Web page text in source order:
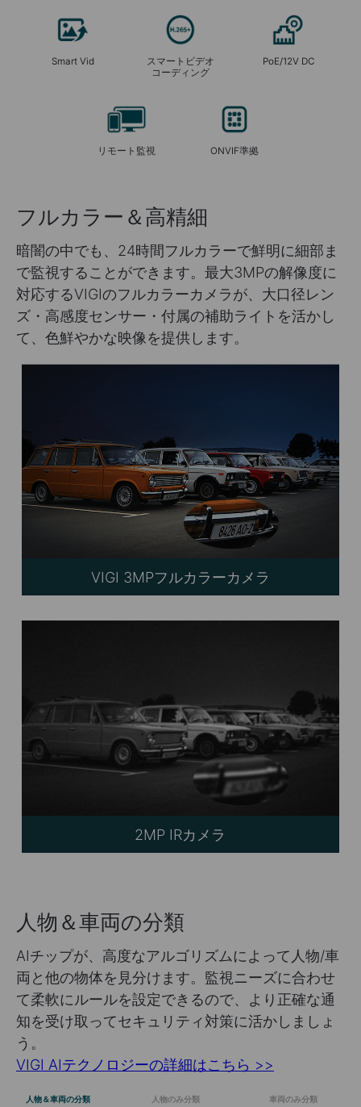
Smart Vid
スマートビデオ
コーディング
PoE/12V DC
リモート監視 ONVIF準拠
フルカラー＆高精細
暗闇の中でも、24時間フルカラーで鮮明に細部ま
で監視することができます。最大3MPの解像度に
対応するVIGIのフルカラーカメラが、大口径レン
ズ・高感度センサー・付属の補助ライトを活かし
て、色鮮やかな映像を提供します。
VIGI 3MPフルカラーカメラ
2MP IRカメラ
人物＆車両の分類
AIチップが、高度なアルゴリズムによって人物/車
両と他の物体を見分けます。監視ニーズに合わせ
て柔軟にルールを設定できるので、より正確な通
知を受け取ってセキュリティ対策に活かしましょ
う。
VIGI AIテクノロジーの詳細はこちら >>
人物＆車両の分類 人物のみ分類 車両のみ分類